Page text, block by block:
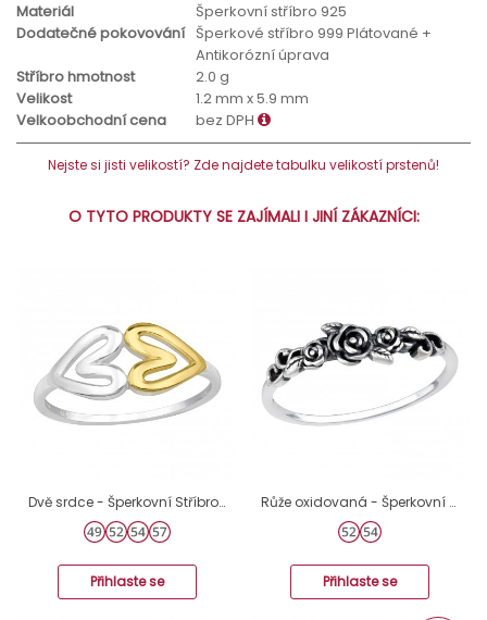
Materiál
Šperkovní stříbro 925
Dodatečné pokovování Šperkové stříbro 999 Plátované +
Antikorózní úprava
Stříbro hmotnost
2.0 g
Velikost
1.2 mm x 5.9 mm
Velkoobchodní cena
bez DPH
Nejste si jisti velikostí? Zde najdete tabulku velikostí prstenů!
O TYTO PRODUKTY SE ZAJÍMALI I JINÍ ZÁKAZNÍCI:
Dvě srdce - Šperkovní Stříbro 925 Prsteny Bez Kamenů A4S48693
Přihlaste se
Růže oxidovaná - Šperkovní Stříbro 925 Prsteny Bez Kamenů A4S46761
Přihlaste se